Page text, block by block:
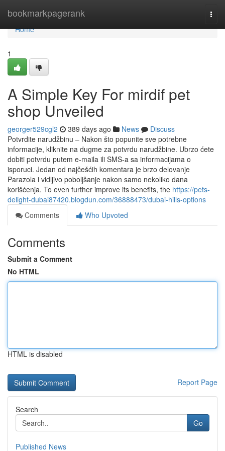
bookmarkpagerank
Home
Home
1
A Simple Key For mirdif pet
shop Unveiled
georger529cgl2 389 days ago News
Discuss
Potvrdite narudžbinu – Nakon što popunite sve potrebne
informacije, kliknite na dugme za potvrdu narudžbine. Ubrzo ćete
dobiti potvrdu putem e-maila ili SMS-a sa informacijama o
isporuci. Jedan od najčešćih komentara je brzo delovanje
Parazola i vidljivo poboljšanje nakon samo nekoliko dana
korišćenja. To even further improve its benefits, the https://pets-
delight-dubai87420.blogdun.com/36888473/dubai-hills-options
Comments
Who Upvoted
Comments
Submit a Comment
No HTML
HTML is disabled
Report Page
Search
Go
Published News